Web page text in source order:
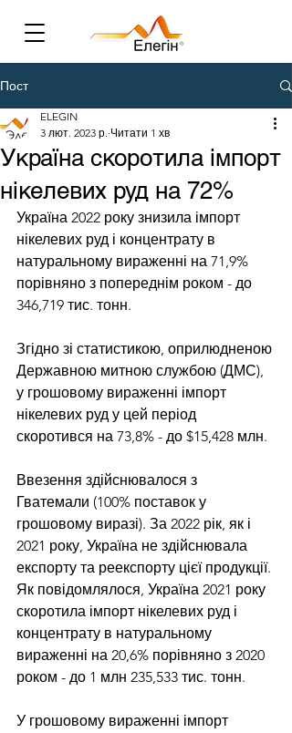
Пост
Україна скоротила імпорт
нікелевих руд на 72%
ELEGIN
3 лют. 2023 р. Читати 1 хв
Україна 2022 року знизила імпорт
нікелевих руд і концентрату в
натуральному вираженні на 71,9%
порівняно з попереднім роком - до
346,719 тис. тонн.
Згідно зі статистикою, оприлюдненою
Державною митною службою (ДМС),
у грошовому вираженні імпорт
нікелевих руд у цей період
скоротився на 73,8% - до $15,428 млн.
Ввезення здійснювалося з
Гватемали (100% поставок у
грошовому виразі). За 2022 рік, як і
2021 року, Україна не здійснювала
експорту та реекспорту цієї продукції.
Як повідомлялося, Україна 2021 року
скоротила імпорт нікелевих руд і
концентрату в натуральному
вираженні на 20,6% порівняно з 2020
роком - до 1 млн 235,533 тис. тонн.
У грошовому вираженні імпорт